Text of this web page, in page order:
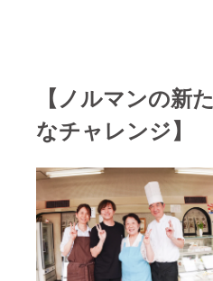
【ノルマンの新た
なチャレンジ】